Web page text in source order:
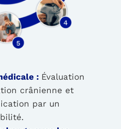
: Évaluation
crânienne et
par un